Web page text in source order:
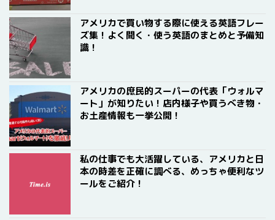
アメリカで買い物する際に使える英語フレー
ズ集！よく聞く・使う英語のまとめと予備知
識！
アメリカの庶民的スーパーの代表「ウォルマ
ート」が知りたい！店内様子や買うべき物・
お土産情報も一挙公開！
私の仕事でも大活躍している、アメリカと日
本の時差を正確に調べる、めっちゃ便利なツ
ールをご紹介！